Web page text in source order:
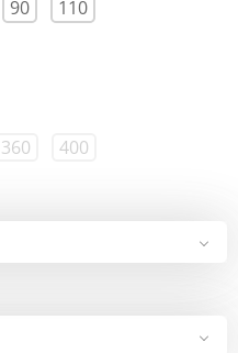
90
110
360 400